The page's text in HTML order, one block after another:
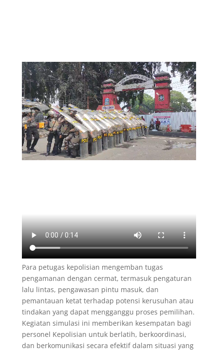
Para petugas kepolisian mengemban tugas
pengamanan dengan cermat, termasuk pengaturan
lalu lintas, pengawasan pintu masuk, dan
pemantauan ketat terhadap potensi kerusuhan atau
tindakan yang dapat mengganggu proses pemilihan.
Kegiatan simulasi ini memberikan kesempatan bagi
personel Kepolisian untuk berlatih, berkoordinasi,
dan berkomunikasi secara efektif dalam situasi yang